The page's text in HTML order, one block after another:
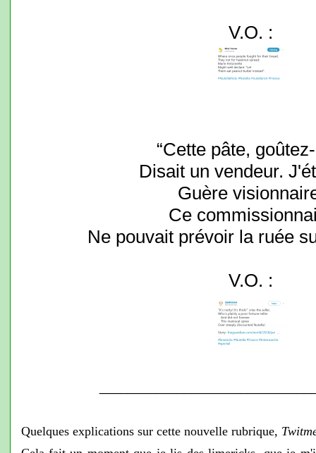
V.O. :
“Cette pâte,
Disait un vendeur.
Guère
Ce
Ne pouvait prévoir la ruée
V.O. :
Quelques explications sur cette nouvelle rubrique,